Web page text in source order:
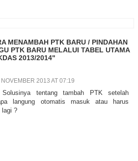
MENAMBAH PTK BARU / PINDAHAN
PTK BARU MELALUI TABEL UTAMA
2013/2014"
2013 AT 07:19
tentang tambah PTK setelah
langung otomatis masuk atau harus
lagi ?